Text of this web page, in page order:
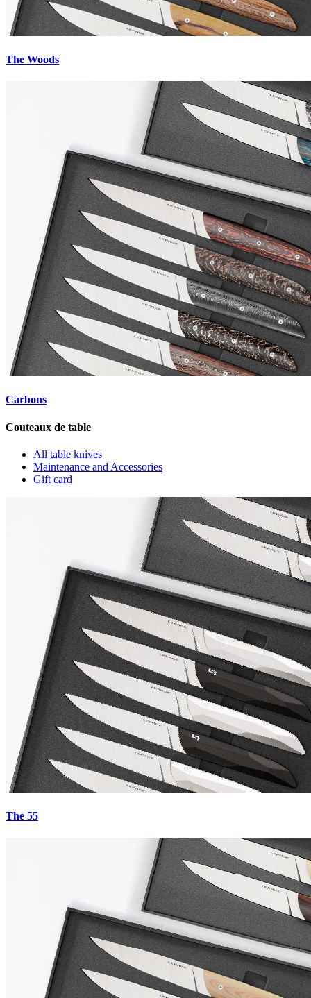
The Woods
Carbons
Couteaux de table
All table knives
Maintenance and Accessories
Gift card
The 55
5.0 27 avis
Payez en 4x sans frais avec Paypal
Unisteel